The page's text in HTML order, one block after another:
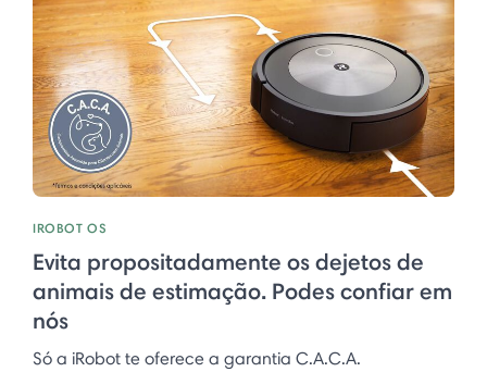
IROBOT OS
Evita propositadamente os dejetos de
animais de estimação. Podes confiar em
nós
Só a iRobot te oferece a garantia C.A.C.A.